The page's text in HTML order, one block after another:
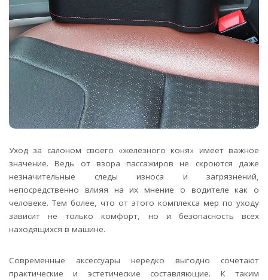
Уход за салоном своего «железного коня» имеет важное
значение. Ведь от взора пассажиров не скроются даже
незначительные следы износа и загрязнений,
непосредственно влияя на их мнение о водителе как о
человеке.Тем более, что от этого комплекса мер по уходу
зависит не только комфорт, но и безопасность всех
находящихся в машине.
Современные аксессуары нередко выгодно сочетают
практические и эстетические составляющие. К таким